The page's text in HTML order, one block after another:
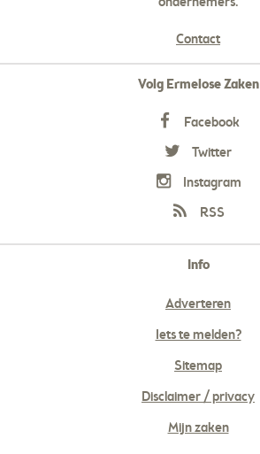
Contact
Volg Ermelose Zaken
Facebook
Twitter
Instagram
RSS
Info
Adverteren
Iets te melden?
Sitemap
Disclaimer / privacy
Mijn zaken